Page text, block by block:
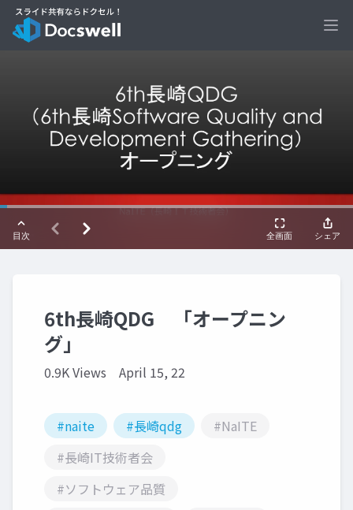
6th長崎QDG 「オープニン
グ」
0.9K Views April 15, 22
#naite #長崎qdg
#NaITE
#長崎IT技術者会
#ソフトウェア品質